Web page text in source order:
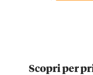
Scopri per